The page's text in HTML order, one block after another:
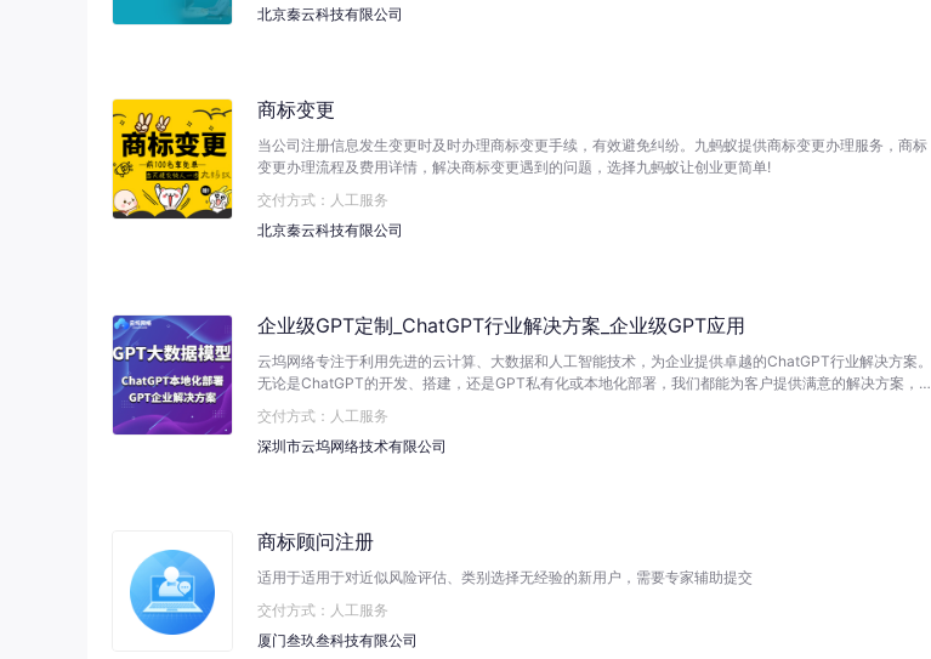
北京秦云科技有限公司
商标变更
当公司注册信息发生变更时及时办理商标变更手续，有效避免纠纷。九蚂蚁提供商标变更办理服务，商标
变更办理流程及费用详情，解决商标变更遇到的问题，选择九蚂蚁让创业更简单!
交付方式：人工服务
北京秦云科技有限公司
企业级GPT定制_ChatGPT行业解决方案_企业级GPT应用
云坞网络专注于利用先进的云计算、大数据和人工智能技术，为企业提供卓越的ChatGPT行业解决方案。
无论是ChatGPT的开发、搭建，还是GPT私有化或本地化部署，我们都能为客户提供满意的解决方案，帮
交付方式：人工服务
深圳市云坞网络技术有限公司
商标顾问注册
适用于适用于对近似风险评估、类别选择无经验的新用户，需要专家辅助提交
交付方式：人工服务
厦门叁玖叁科技有限公司